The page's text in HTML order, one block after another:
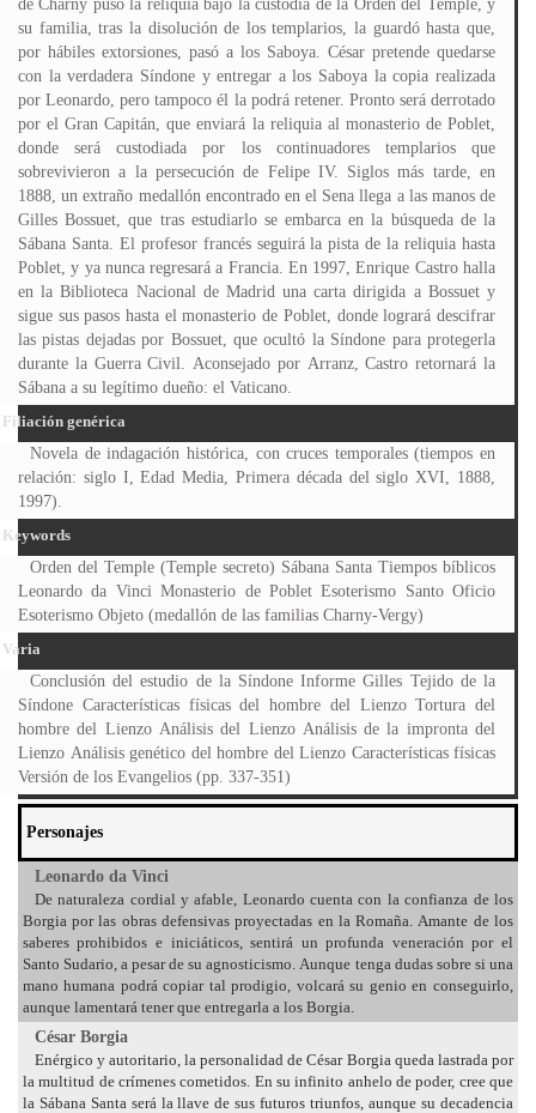
de Charny puso la reliquia bajo la custodia de la Orden del Temple, y
su familia, tras la disolución de los templarios, la guardó hasta que,
por hábiles extorsiones, pasó a los Saboya. César pretende quedarse
con la verdadera Síndone y entregar a los Saboya la copia realizada
por Leonardo, pero tampoco él la podrá retener. Pronto será derrotado
por el Gran Capitán, que enviará la reliquia al monasterio de Poblet,
donde será custodiada por los continuadores templarios que
sobrevivieron a la persecución de Felipe IV. Siglos más tarde, en
1888, un extraño medallón encontrado en el Sena llega a las manos de
Gilles Bossuet, que tras estudiarlo se embarca en la búsqueda de la
Sábana Santa. El profesor francés seguirá la pista de la reliquia hasta
Poblet, y ya nunca regresará a Francia. En 1997, Enrique Castro halla
en la Biblioteca Nacional de Madrid una carta dirigida a Bossuet y
sigue sus pasos hasta el monasterio de Poblet, donde logrará descifrar
las pistas dejadas por Bossuet, que ocultó la Síndone para protegerla
durante la Guerra Civil. Aconsejado por Arranz, Castro retornará la
Sábana a su legítimo dueño: el Vaticano.
Filiación genérica
Novela de indagación histórica, con cruces temporales (tiempos en
relación: siglo I, Edad Media, Primera década del siglo XVI, 1888,
1997).
Keywords
Orden del Temple (Temple secreto) Sábana Santa Tiempos bíblicos
Leonardo da Vinci Monasterio de Poblet Esoterismo Santo Oficio
Esoterismo Objeto (medallón de las familias Charny-Vergy)
Varia
Conclusión del estudio de la Síndone Informe Gilles Tejido de la
Síndone Características físicas del hombre del Lienzo Tortura del
hombre del Lienzo Análisis del Lienzo Análisis de la impronta del
Lienzo Análisis genético del hombre del Lienzo Características físicas
Versión de los Evangelios (pp. 337-351)
Personajes
Leonardo da Vinci
De naturaleza cordial y afable, Leonardo cuenta con la confianza de los
Borgia por las obras defensivas proyectadas en la Romaña. Amante de los
saberes prohibidos e iniciáticos, sentirá un profunda veneración por el
Santo Sudario, a pesar de su agnosticismo. Aunque tenga dudas sobre si una
mano humana podrá copiar tal prodigio, volcará su genio en conseguirlo,
aunque lamentará tener que entregarla a los Borgia.
César Borgia
Enérgico y autoritario, la personalidad de César Borgia queda lastrada por
la multitud de crímenes cometidos. En su infinito anhelo de poder, cree que
la Sábana Santa será la llave de sus futuros triunfos, aunque su decadencia